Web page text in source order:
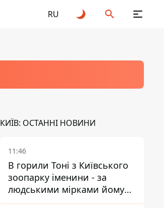
RU
КИЇВ: ОСТАННІ НОВИНИ
11:46
В горили Тоні з Київського
зоопарку іменини - за
людськими мірками йому
вже понад 90 років